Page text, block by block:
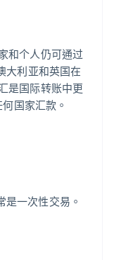
和个人仍可通过
大利亚和英国在
是国际转账中更
国家汇款。
是一次性交易。